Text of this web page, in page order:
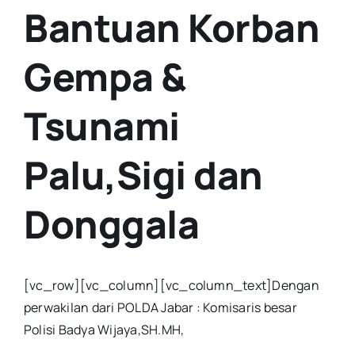
Bantuan Korban
Gempa &
Tsunami
Palu,Sigi dan
Donggala
[vc_row][vc_column][vc_column_text]Dengan
perwakilan dari POLDA Jabar : Komisaris besar
Polisi Badya Wijaya,SH.MH,